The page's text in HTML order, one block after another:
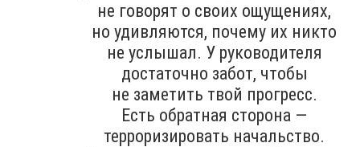
не говорят о своих ощущениях,
но удивляются, почему их никто
не услышал. У руководителя
достаточно забот, чтобы
не заметить твой прогресс.
Есть обратная сторона —
терроризировать начальство.